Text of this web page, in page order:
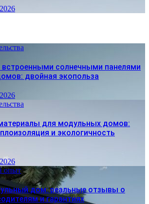
встроенными солнечными панелями
двойная экопольза
для модульных домов:
и экологичность
опыт
дом: реальные отзывы о
и гарантиях